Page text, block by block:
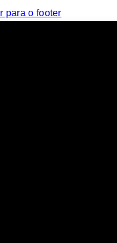
Ir para o footer